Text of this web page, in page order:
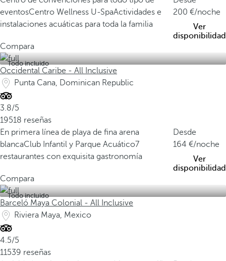
eventosCentro Wellness U-SpaActividades e
instalaciones acuáticas para toda la familia
200
/noche
Ver
disponibilidad
Compara
Todo incluido
Occidental Caribe - All Inclusive
Punta Cana, Dominican Republic
3.8/5
19518 reseñas
En primera línea de playa de fina arena
blancaClub Infantil y Parque Acuático7
restaurantes con exquisita gastronomía
Desde
164
/noche
Ver
disponibilidad
Compara
Todo incluido
Barceló Maya Colonial - All Inclusive
Riviera Maya, Mexico
4.5/5
11539 reseñas